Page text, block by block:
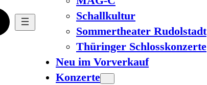
Schallkultur
Sommertheater Rudolstadt
Thüringer Schlosskonzerte
Neu im Vorverkauf
Konzerte